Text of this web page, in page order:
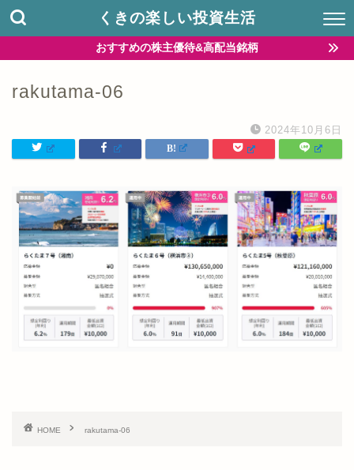
くきの楽しい投資生活
おすすめの株主優待&高配当銘柄
rakutama-06
2024年10月6日
HOME rakutama-06